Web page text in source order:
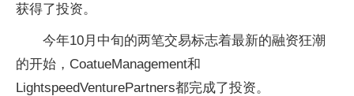
获得了投资。
今年10月中旬的两笔交易标志着最新的融资狂潮
的开始，CoatueManagement和
LightspeedVenturePartners都完成了投资。